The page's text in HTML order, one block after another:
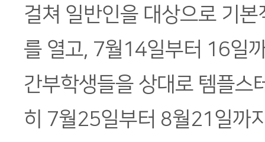
걸쳐 일반인을 대상으로 기
를 열고, 7월14일부터 16일
간부학생들을 상대로 템플스
히 7월25일부터 8월21일까